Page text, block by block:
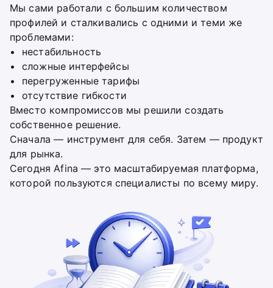
Мы сами работали с большим количеством
профилей и сталкивались с одними и теми же
проблемами:
нестабильность
сложные интерфейсы
перегруженные тарифы
отсутствие гибкости
Вместо компромиссов мы решили создать
собственное решение.
Сначала — инструмент для себя. Затем — продукт
для рынка.
Сегодня Afina — это масштабируемая платформа,
которой пользуются специалисты по всему миру.